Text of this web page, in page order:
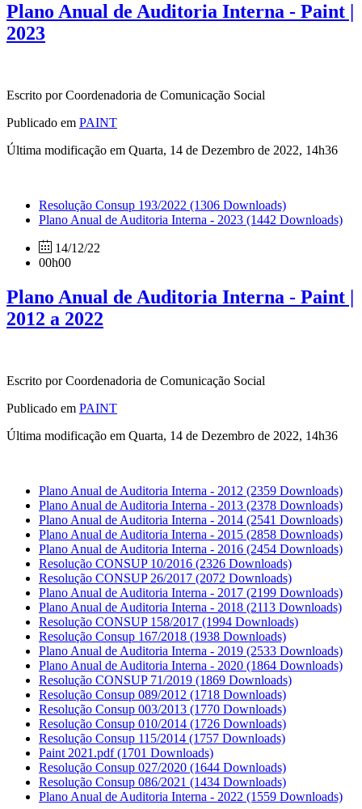
Plano Anual de Auditoria Interna - Paint |
2023
Escrito por Coordenadoria de Comunicação Social
Publicado em PAINT
Última modificação em Quarta, 14 de Dezembro de 2022, 14h36
Resolução Consup 193/2022 (1306 Downloads)
Plano Anual de Auditoria Interna - 2023 (1442 Downloads)
14/12/22
00h00
Plano Anual de Auditoria Interna - Paint |
2012 a 2022
Escrito por Coordenadoria de Comunicação Social
Publicado em PAINT
Última modificação em Quarta, 14 de Dezembro de 2022, 14h36
Plano Anual de Auditoria Interna - 2012 (2359 Downloads)
Plano Anual de Auditoria Interna - 2013 (2378 Downloads)
Plano Anual de Auditoria Interna - 2014 (2541 Downloads)
Plano Anual de Auditoria Interna - 2015 (2858 Downloads)
Plano Anual de Auditoria Interna - 2016 (2454 Downloads)
Resolução CONSUP 10/2016 (2326 Downloads)
Resolução CONSUP 26/2017 (2072 Downloads)
Plano Anual de Auditoria Interna - 2017 (2199 Downloads)
Plano Anual de Auditoria Interna - 2018 (2113 Downloads)
Resolução CONSUP 158/2017 (1994 Downloads)
Resolução Consup 167/2018 (1938 Downloads)
Plano Anual de Auditoria Interna - 2019 (2533 Downloads)
Plano Anual de Auditoria Interna - 2020 (1864 Downloads)
Resolução CONSUP 71/2019 (1869 Downloads)
Resolução Consup 089/2012 (1718 Downloads)
Resolução Consup 003/2013 (1770 Downloads)
Resolução Consup 010/2014 (1726 Downloads)
Resolução Consup 115/2014 (1757 Downloads)
Paint 2021.pdf(1701 Downloads)
Resolução Consup 027/2020 (1644 Downloads)
Resolução Consup 086/2021 (1434 Downloads)
Plano Anual de Auditoria Interna - 2022 (1559 Downloads)